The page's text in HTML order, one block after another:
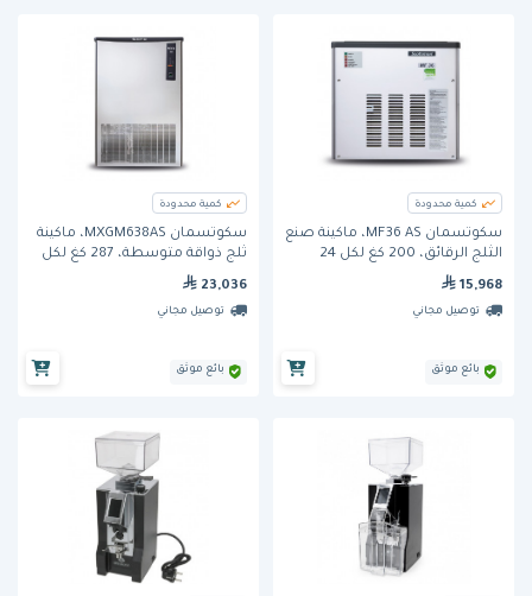
كمية محدودة
سكوتسمان MF36 AS، ماكينة صنع
الثلج الرقائق، 200 كغ لكل 24
15,968
توصيل مجاني
بائع موثق
كمية محدودة
سكوتسمان MXGM638AS، ماكينة
ثلج ذواقة متوسطة، 287 كغ لكل
23,036
توصيل مجاني
بائع موثق